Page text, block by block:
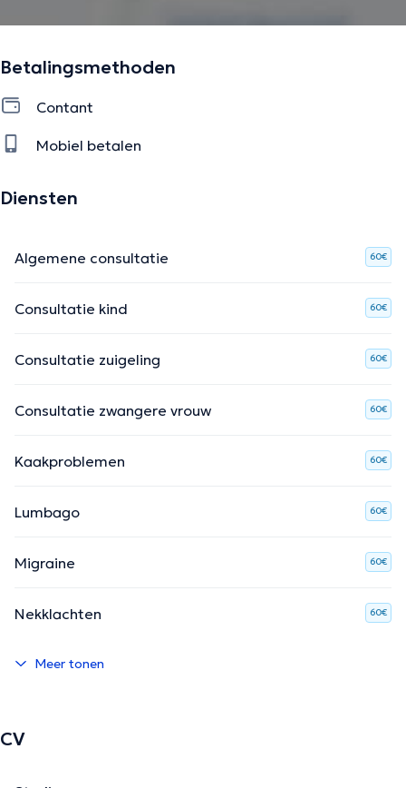
Betalingsmethoden
Contant
Mobiel betalen
Diensten
Algemene consultatie 60€
Consultatie kind 60€
Consultatie zuigeling 60€
Consultatie zwangere vrouw 60€
Kaakproblemen 60€
Lumbago 60€
Migraine 60€
Nekklachten 60€
Meer tonen
CV